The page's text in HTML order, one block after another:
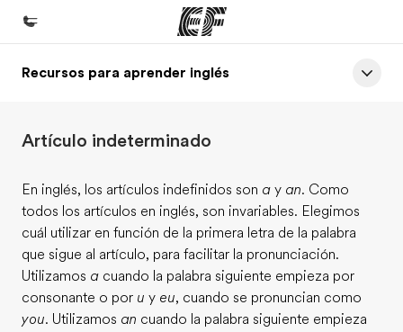
Inicio
Programas
Oficinas
Sobre nosotros
Quiénes somos
Recursos para aprender inglés
Artículo indeterminado
En inglés, los artículos indefinidos son a y an. Como
todos los artículos en inglés, son invariables. Elegimos
cuál utilizar en función de la primera letra de la palabra
que sigue al artículo, para facilitar la pronunciación.
Utilizamos a cuando la palabra siguiente empieza por
consonante o por u y eu, cuando se pronuncian como
you. Utilizamos an cuando la palabra siguiente empieza